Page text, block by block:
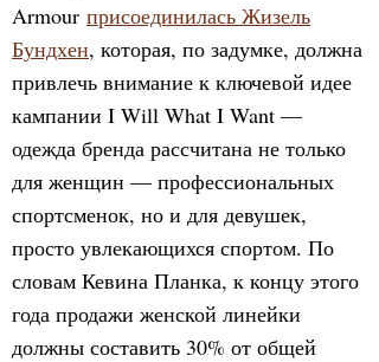
Armour присоединилась Жизель
Бундхен, которая, по задумке, должна
привлечь внимание к ключевой идее
кампании I Will What I Want —
одежда бренда рассчитана не только
для женщин — профессиональных
спортсменок, но и для девушек,
просто увлекающихся спортом. По
словам Кевина Планка, к концу этого
года продажи женской линейки
должны составить 30% от общей